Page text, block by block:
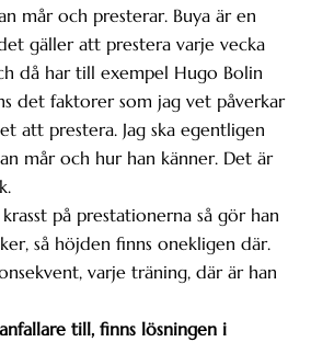
mår och presterar. Buya är en
gäller att prestera varje vecka
då har till exempel Hugo Bolin
det faktorer som jag vet påverkar
att prestera. Jag ska egentligen
mår och hur han känner. Det är
på prestationerna så gör han
så höjden finns onekligen där.
varje träning, där är han
till, finns lösningen i